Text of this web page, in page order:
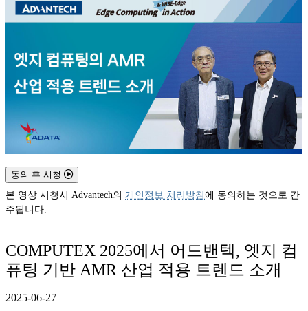
동의 후 시청
본 영상 시청시 Advantech의 개인정보 처리방침에 동의하는 것으로 간
주됩니다.
COMPUTEX 2025에서 어드밴텍, 엣지 컴
퓨팅 기반 AMR 산업 적용 트렌드 소개
2025-06-27